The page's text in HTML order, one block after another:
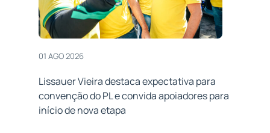
01 AGO 2026
Lissauer Vieira destaca expectativa para
convenção do PL e convida apoiadores para
início de nova etapa